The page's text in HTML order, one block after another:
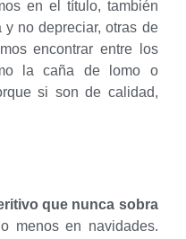
en el título, también
y no depreciar, otras de
encontrar entre los
la caña de lomo o
si son de calidad,
que nunca sobra
menos en navidades.